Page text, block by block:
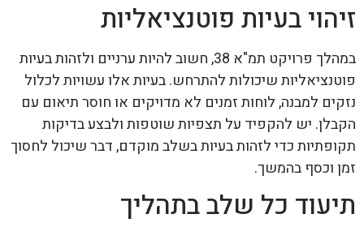
זיהוי בעיות פוטנציאליות
במהלך פרויקט תמ"א 38, חשוב להיות ערניים ולזהות בעיות
פוטנציאליות שיכולות להתרחש. בעיות אלו עשויות לכלול
נזקים למבנה, לוחות זמנים לא מדויקים או חוסר תיאום עם
הקבלן. יש להקפיד על תצפיות שוטפות ולבצע בדיקות
תקופתיות כדי לזהות בעיות בשלב מוקדם, דבר שיכול לחסוך
זמן וכסף בהמשך.
תיעוד כל שלב בתהליך